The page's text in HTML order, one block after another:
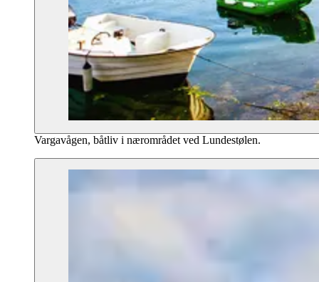
Vargavågen, båtliv i nærområdet ved Lundestølen.